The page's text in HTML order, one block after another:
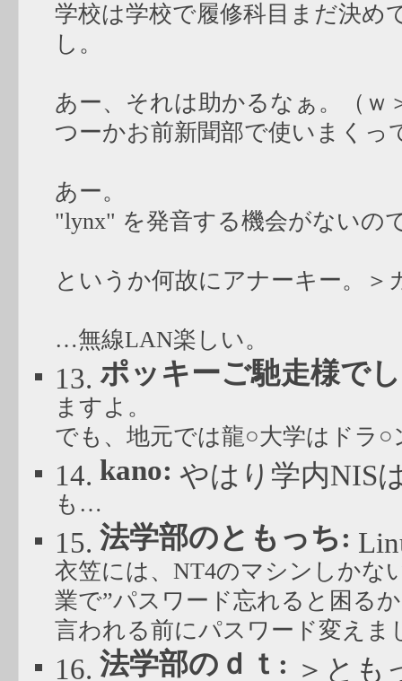
学校は学校で履修科目まだ決め
し。
あー、それは助かるなぁ。（ｗ
つーかお前新聞部で使いまく
あー。
"lynx" を発音する機会がないの
というか何故にアナーキー。＞
…無線LAN楽しい。
13. ポッキーご馳走様で
ますよ。
でも、地元では龍○大学はドラ
14. kano: やはり学内NIS
も…
15. 法学部のともっち:
衣笠には、NT4のマシンしかな
業で”パスワード忘れると困る
言われる前にパスワード変えま
16. 法学部のｄｔ:
＞とも